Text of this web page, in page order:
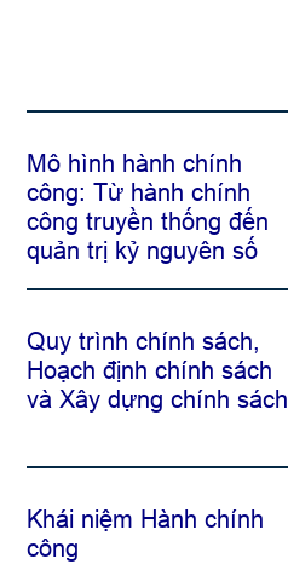
Mô hình hành chính
công: Từ hành chính
công truyền thống đến
quản trị kỷ nguyên số
Quy trình chính sách,
Hoạch định chính sách
và Xây dựng chính sách
Khái niệm Hành chính
công